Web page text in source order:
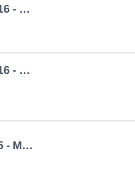
Auge AL-KO, Ø 10.1 - 12 x 16 - M10, verz.
Auge AL-KO, Ø 12.1 - 12 x 16 - M10, verz.
Auge AL-KO, Ø 8,1 - 10 x 25 - M8, verz.